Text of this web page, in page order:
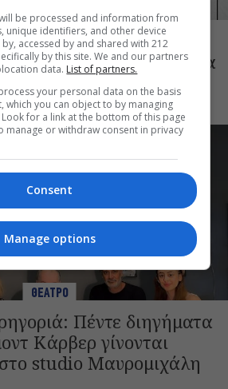
ΘΕΑΤΡΟ
stand-up comedy των
στην Ταράτσα
του Λαμπέτη
ΘΕΑΤΡΟ
Πέντε διηγήματα
Κάρβερ γίνονται
studio Μαυρομιχάλη
be processed and information from
unique identifiers, and other device
accessed by and shared with 212
by this site. We and our partners
data. List of partners.
your personal data on the basis
which you can object to by managing
for a link at the bottom of this page
manage or withdraw consent in privacy
Consent
Manage options